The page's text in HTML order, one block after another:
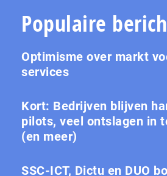
Populaire
Optimisme over markt
services
Kort: Bedrijven blijven
pilots, veel ontslagen in
(en meer)
SSC-ICT, Dictu en DUO